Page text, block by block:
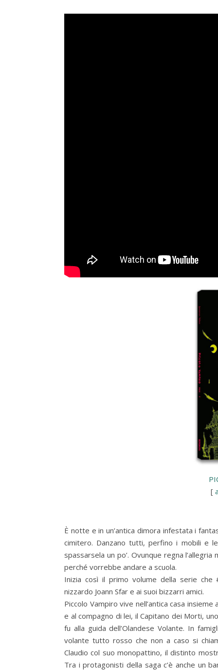
[
È notte e in un’antica dimora infestata i
cimitero. Danzano tutti, perfino i mobili e
spassarsela un po’. Ovunque regna
perché vorrebbe andare a scuola.
Inizia così il primo volume della serie che
nizzardo Joann Sfar e ai suoi bizzarri amici.
Piccolo Vampiro vive nell’antica casa
e al compagno di lei, il Capitano dei Morti,
fu alla guida dell’Olandese Volante. In
volante tutto rosso che non a caso si
Claudio col suo monopattino, il distinto
Tra i protagonisti della saga c’è anche un